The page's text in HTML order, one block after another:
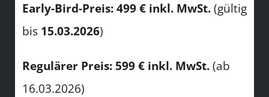
Early-Bird-Preis: 499 € inkl. MwSt. (gültig
bis 15.03.2026)
Regulärer Preis: 599 € inkl. MwSt. (ab
16.03.2026)